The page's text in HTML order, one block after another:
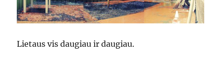
Lietaus vis daugiau ir daugiau.